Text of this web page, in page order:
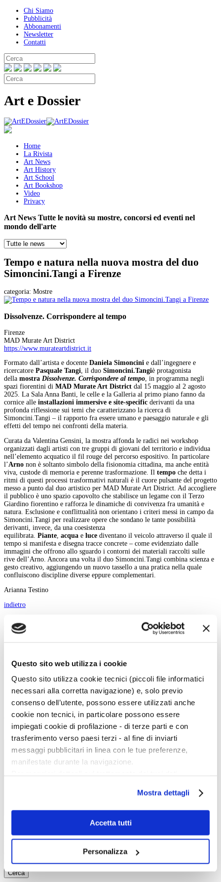
Questo sito web utilizza i cookie
Questo sito utilizza cookie tecnici (piccoli file informatici
necessari alla corretta navigazione) e, solo previo
consenso dell’utente, possono essere utilizzati anche
cookie non tecnici, in particolare possono essere
impiegati cookie di profilazione - di terze parti e con
trasferimento verso paesi terzi - al fine di inviarti
messaggi pubblicitari in linea con le tue preferenze,
manifestate durante la navigazione.
scelte privacy sui cookie, ti invitiamo a prendere visione
dell’informativa cookie.
Chiudendo il banner tramite la “X” prosegui la
navigazione senza alcuna profilazione e con installazione
il tuo consenso alla profilazione che potrai revocare in
Mostra dettagli
Accetta tutti
Personalizza
Chi Siamo
Pubblicità
Abbonamenti
Newsletter
Contatti
Art e Dossier
Home
La Rivista
Art News
Art History
Art School
Art Bookshop
Video
Privacy
Art News Tutte le novità su mostre, concorsi ed eventi nel
mondo dell'arte
Tempo e natura nella nuova mostra del duo
Simoncini.Tangi a Firenze
categoria: Mostre
Dissolvenze. Corrispondere al tempo
Firenze
MAD Murate Art District
https://www.murateartdistrict.it
Formato dall’artista e docente Daniela Simoncini e dall’ingegnere e
ricercatore Pasquale Tangi, il duo Simoncini.Tangiè protagonista
della mostra Dissolvenze. Corrispondere al tempo, in programma negli
spazi fiorentini di MAD Murate Art District dal 15 maggio al 2 agosto
2025. La Sala Anna Banti, le celle e la Galleria al primo piano fanno da
cornice alle installazioni immersive e site-specific derivanti da una
profonda riflessione sui temi che caratterizzano la ricerca di
Simoncini.Tangi – il rapporto fra essere umano e paesaggio naturale e gli
effetti del tempo nei confronti della materia.
Curata da Valentina Gensini, la mostra affonda le radici nei workshop
organizzati dagli artisti con tre gruppi di giovani del territorio e individua
nell’elemento acquatico il fil rouge del percorso espositivo. In particolare
l’Arno non è soltanto simbolo della fisionomia cittadina, ma anche entità
viva, custode di memoria e perenne trasformazione. Il tempo che detta i
ritmi di questi processi trasformativi naturali è il cuore pulsante del progetto
messo a punto dal duo artistico per MAD Murate Art District. Ad accogliere
il pubblico è uno spazio capovolto che stabilisce un legame con il Terzo
Giardino fiorentino e rafforza le dinamiche di convivenza fra umanità e
natura. Esclusione e conflittualità non orientano i criteri messi in campo da
Simoncini.Tangi per realizzare opere che sondano le tante possibilità
derivanti, invece, da una coesistenza
equilibrata. Piante, acqua e luce diventano il veicolo attraverso il quale il
tempo si manifesta e disegna tracce concrete – come evidenziato dalle
immagini che offrono allo sguardo i contorni dei materiali raccolti sulle
rive dell’Arno. Ancora una volta il duo Simoncini.Tangi combina scienza e
gesto creativo, aggiungendo un nuovo tassello a una pratica nella quale
confluiscono discipline diverse eppure complementari.
Arianna Testino
indietro
Menu Art e Dossier
Mostre
In galleria
Aste e mercato
Concorsi e Lavoro
Calendario
Scegli la data e imposta i filtri per ottimizzare la tua ricerca
Fine evento:
Ordinamento:
Cerca